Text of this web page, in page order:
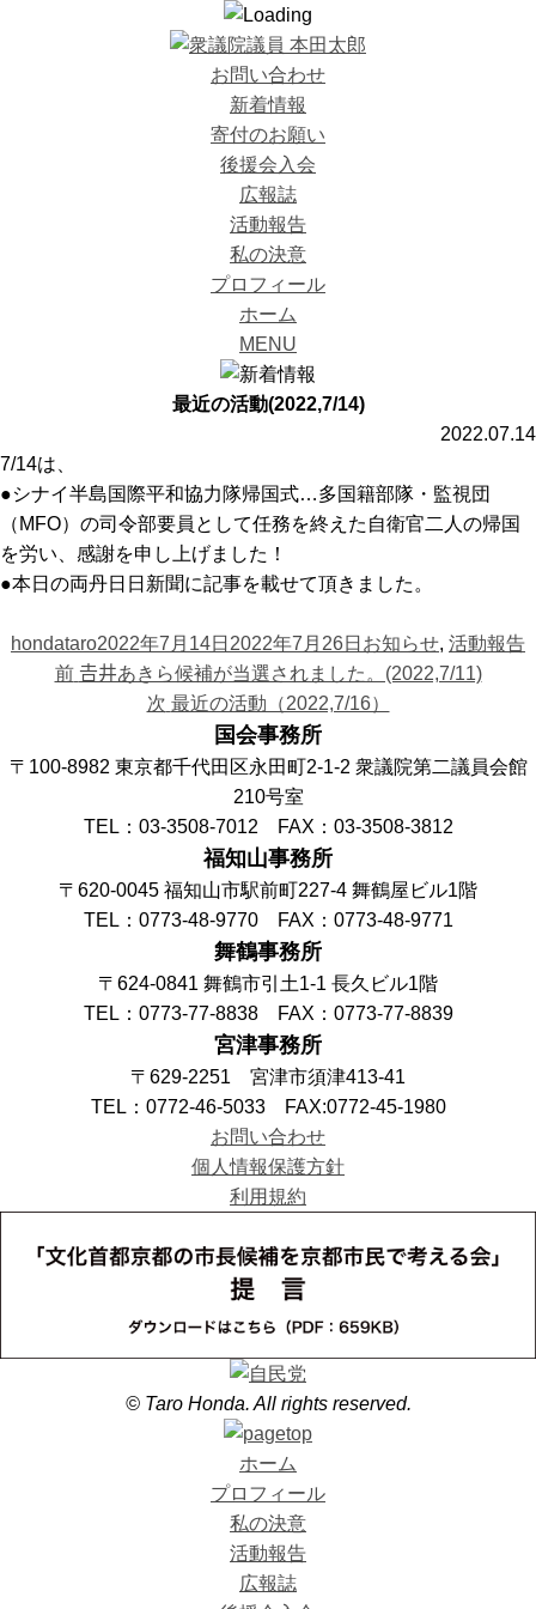
お問い合わせ
新着情報
寄付のお願い
後援会入会
広報誌
活動報告
私の決意
プロフィール
ホーム
MENU
最近の活動(2022,7/14)
2022.07.14
7/14は、
●シナイ半島国際平和協力隊帰国式…多国籍部隊・監視団
（MFO）の司令部要員として任務を終えた自衛官二人の帰国
を労い、感謝を申し上げました！
●本日の両丹日日新聞に記事を載せて頂きました。
投
hondataro投
稿
2022年7月14日 2022年7月26日 カ
テ
ゴ
ー
お知らせ, 活動報告
ビ
前 前
稿:
𠮷井あきら候補が当選されました。(2022,7/11)
次 次
投
最近の活動（2022,7/16）
国会事務所
〒100-8982 東京都千代田区永田町2-1-2 衆議院第二議員会館
210号室
TEL：03-3508-7012 FAX：03-3508-3812
福知山事務所
〒620-0045 福知山市駅前町227-4 舞鶴屋ビル1階
TEL：0773-48-9770 FAX：0773-48-9771
舞鶴事務所
〒624-0841 舞鶴市引土1-1 長久ビル1階
TEL：0773-77-8838 FAX：0773-77-8839
宮津事務所
〒629-2251 宮津市須津413-41
TEL：0772-46-5033 FAX:0772-45-1980
お問い合わせ
個人情報保護方針
利用規約
© Taro Honda. All rights reserved.
ホーム
プロフィール
私の決意
活動報告
広報誌